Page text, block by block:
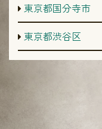
東京都国分寺市
東京都渋谷区